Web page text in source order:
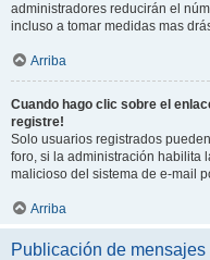
administradores reducirán el
incluso a tomar medidas mas
Arriba
Cuando hago clic sobre el
registre!
Solo usuarios registrados
foro, si la administración habilita
malicioso del sistema de e-mail
Arriba
Publicación de mensajes